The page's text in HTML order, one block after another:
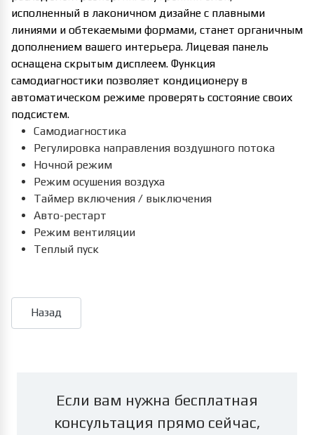
исполненный в лаконичном дизайне с плавными
линиями и обтекаемыми формами, станет органичным
дополнением вашего интерьера. Лицевая панель
оснащена скрытым дисплеем. Функция
самодиагностики позволяет кондиционеру в
автоматическом режиме проверять состояние своих
подсистем.
Самодиагностика
Регулировка направления воздушного потока
Ночной режим
Режим осушения воздуха
Таймер включения / выключения
Авто-рестарт
Режим вентиляции
Теплый пуск
Если вам нужна бесплатная
консультация прямо сейчас,